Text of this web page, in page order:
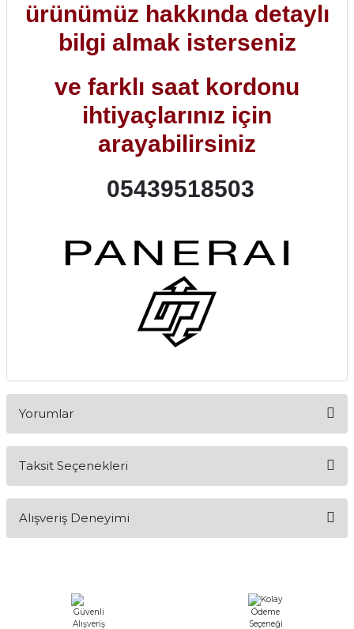
ürünümüz hakkında detaylı
bilgi almak isterseniz
ve farklı saat kordonu
ihtiyaçlarınız için
arayabilirsiniz
05439518503
Yorumlar
Taksit Seçenekleri
Alışveriş Deneyimi
alışveriş oldu özellikle bekledigimden
iyi bir ürün geldi fiyatına göre mütiş